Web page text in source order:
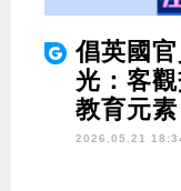
倡英國
光：客
教育元素
2026.05.21